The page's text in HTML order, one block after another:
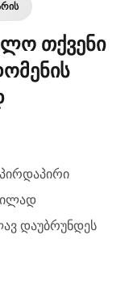
თქვენი
დაუბრუნდეს